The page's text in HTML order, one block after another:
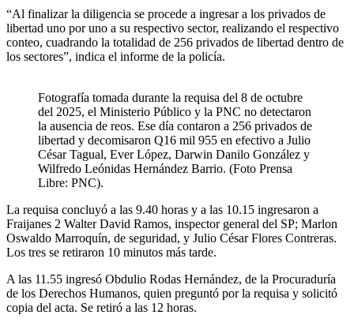
“Al finalizar la diligencia se procede a ingresar a los privados de
libertad uno por uno a su respectivo sector, realizando el respectivo
conteo, cuadrando la totalidad de 256 privados de libertad dentro de
los sectores”, indica el informe de la policía.
Fotografía tomada durante la requisa del 8 de octubre
del 2025, el Ministerio Público y la PNC no detectaron
la ausencia de reos. Ese día contaron a 256 privados de
libertad y decomisaron Q16 mil 955 en efectivo a Julio
César Tagual, Ever López, Darwin Danilo González y
Wilfredo Leónidas Hernández Barrio. (Foto Prensa
Libre: PNC).
La requisa concluyó a las 9.40 horas y a las 10.15 ingresaron a
Fraijanes 2 Walter David Ramos, inspector general del SP; Marlon
Oswaldo Marroquín, de seguridad, y Julio César Flores Contreras.
Los tres se retiraron 10 minutos más tarde.
A las 11.55 ingresó Obdulio Rodas Hernández, de la Procuraduría
de los Derechos Humanos, quien preguntó por la requisa y solicitó
copia del acta. Se retiró a las 12 horas.